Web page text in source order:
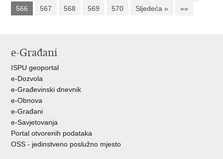
566
567 568 569 570 Sljedeća » »»
e-Građani
ISPU geoportal
e-Dozvola
e-Građevinski dnevnik
e-Obnova
e-Građani
e-Savjetovanja
Portal otvorenih podataka
OSS - jedinstveno poslužno mjesto